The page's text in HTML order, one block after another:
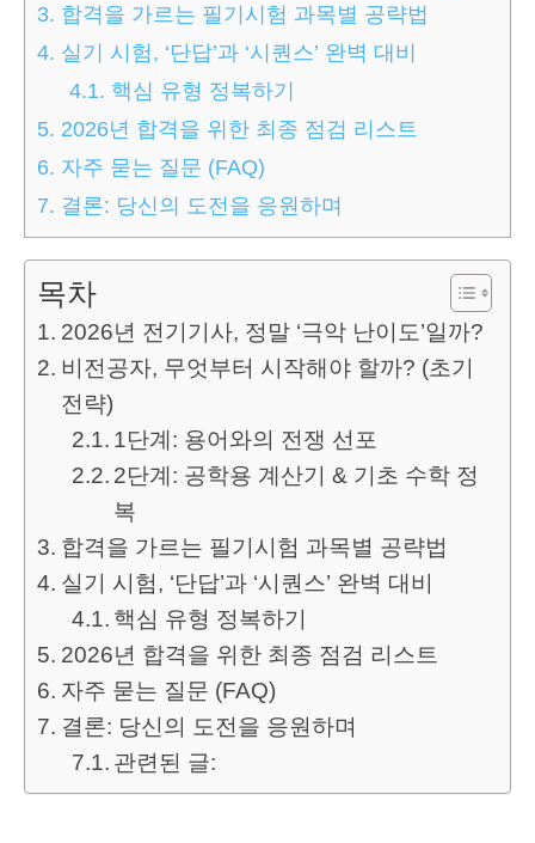
3. 합격을 가르는 필기시험 과목별 공략법
4. 실기 시험, ‘단답’과 ‘시퀀스’ 완벽 대비
4.1. 핵심 유형 정복하기
5. 2026년 합격을 위한 최종 점검 리스트
6. 자주 묻는 질문 (FAQ)
7. 결론: 당신의 도전을 응원하며
목차
2026년 전기기사, 정말 ‘극악 난이도’일까?
비전공자, 무엇부터 시작해야 할까? (초기
전략)
1단계: 용어와의 전쟁 선포
2단계: 공학용 계산기 & 기초 수학 정
복
합격을 가르는 필기시험 과목별 공략법
실기 시험, ‘단답’과 ‘시퀀스’ 완벽 대비
핵심 유형 정복하기
2026년 합격을 위한 최종 점검 리스트
자주 묻는 질문 (FAQ)
결론: 당신의 도전을 응원하며
관련된 글: